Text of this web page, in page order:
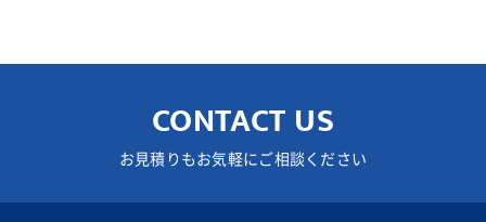
CONTACT US
お見積りもお気軽にご相談ください